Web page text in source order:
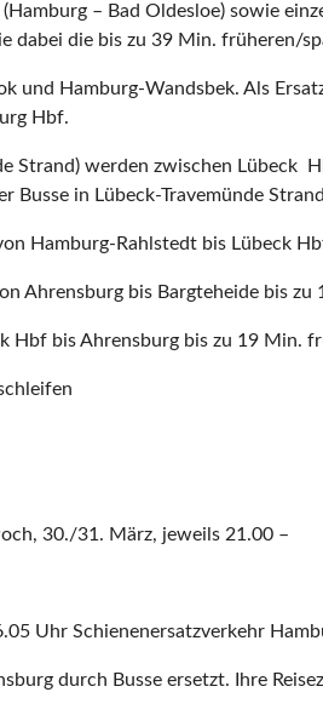
– Bad Oldesloe) sowie
dabei die bis zu 39 Min. früheren/
und Hamburg-Wandsbek. Als
Hbf.
Strand) werden zwischen Lübeck
in Lübeck-Travemünde
Hamburg-Rahlstedt bis Lübeck
Ahrensburg bis Bargteheide bis zu
Hbf bis Ahrensburg bis zu 19 Min.
30./31. März, jeweils 21.00 –
Uhr Schienenersatzverkehr
durch Busse ersetzt. Ihre